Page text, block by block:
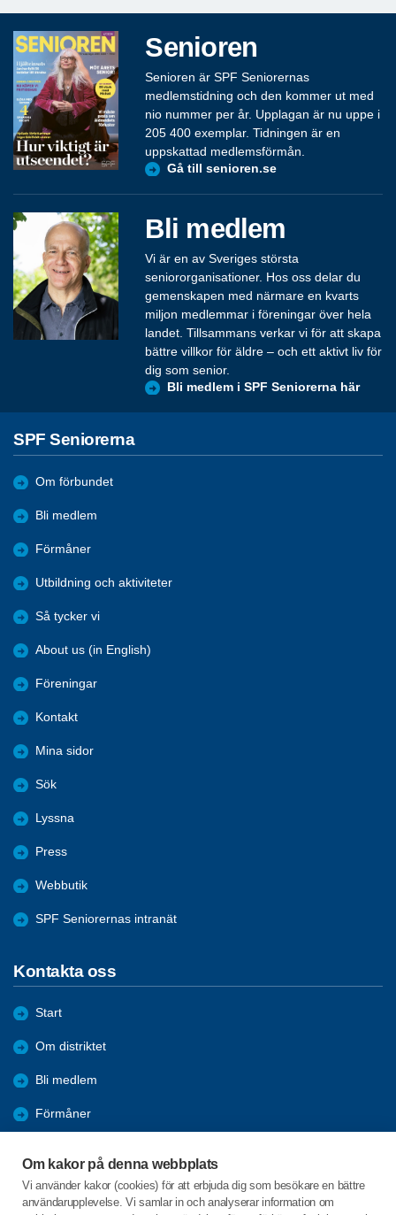
Om kakor på denna webbplats
Vi använder kakor (cookies) för att erbjuda dig som besökare en bättre
användarupplevelse. Vi samlar in och analyserar information om
Senioren
Senioren är SPF Seniorernas
medlemstidning och den kommer ut med
nio nummer per år. Upplagan är nu uppe i
205 400 exemplar. Tidningen är en
uppskattad medlemsförmån.
Gå till senioren.se
Bli medlem
Vi är en av Sveriges största
seniororganisationer. Hos oss delar du
gemenskapen med närmare en kvarts
miljon medlemmar i föreningar över hela
landet. Tillsammans verkar vi för att skapa
bättre villkor för äldre – och ett aktivt liv för
dig som senior.
Bli medlem i SPF Seniorerna här
SPF Seniorerna
Om förbundet
Bli medlem
Förmåner
Utbildning och aktiviteter
Så tycker vi
About us (in English)
Föreningar
Kontakt
Mina sidor
Sök
Lyssna
Press
Webbutik
SPF Seniorernas intranät
Kontakta oss
Start
Om distriktet
Bli medlem
Förmåner
Referat o Bildgalleri